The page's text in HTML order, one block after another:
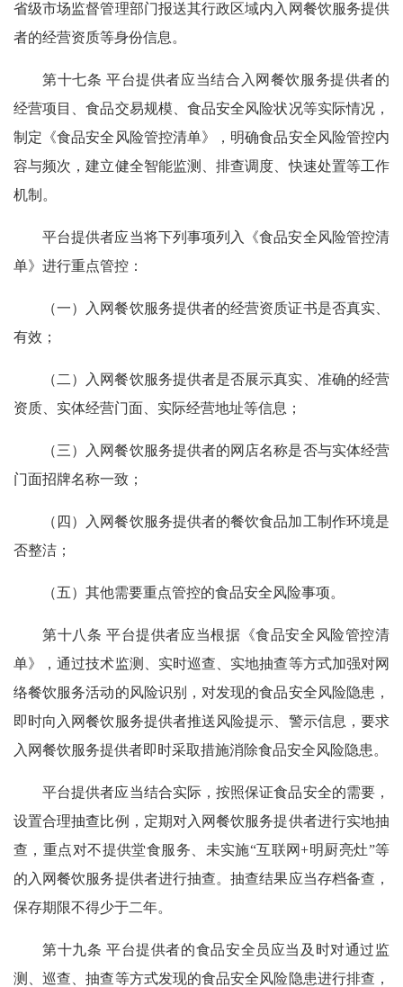
省级市场监督管理部门报送其行政区域内入网餐饮服务提供
者的经营资质等身份信息。
第十七条 平台提供者应当结合入网餐饮服务提供者的
经营项目、食品交易规模、食品安全风险状况等实际情况，
制定《食品安全风险管控清单》，明确食品安全风险管控内
容与频次，建立健全智能监测、排查调度、快速处置等工作
机制。
平台提供者应当将下列事项列入《食品安全风险管控清
单》进行重点管控：
（一）入网餐饮服务提供者的经营资质证书是否真实、
有效；
（二）入网餐饮服务提供者是否展示真实、准确的经营
资质、实体经营门面、实际经营地址等信息；
（三）入网餐饮服务提供者的网店名称是否与实体经营
门面招牌名称一致；
（四）入网餐饮服务提供者的餐饮食品加工制作环境是
否整洁；
（五）其他需要重点管控的食品安全风险事项。
第十八条 平台提供者应当根据《食品安全风险管控清
单》，通过技术监测、实时巡查、实地抽查等方式加强对网
络餐饮服务活动的风险识别，对发现的食品安全风险隐患，
即时向入网餐饮服务提供者推送风险提示、警示信息，要求
入网餐饮服务提供者即时采取措施消除食品安全风险隐患。
平台提供者应当结合实际，按照保证食品安全的需要，
设置合理抽查比例，定期对入网餐饮服务提供者进行实地抽
查，重点对不提供堂食服务、未实施“互联网+明厨亮灶”等
的入网餐饮服务提供者进行抽查。抽查结果应当存档备查，
保存期限不得少于二年。
第十九条 平台提供者的食品安全员应当及时对通过监
测、巡查、抽查等方式发现的食品安全风险隐患进行排查，